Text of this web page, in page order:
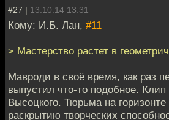
#27 | 13.10.14 13:31
Кому: И.Б. Лан, #11
> Мастерство растет в
Мавроди в своё время, как раз
выпустил что-то подобное. Клип
Высоцкого. Тюрьма на горизонте
раскрытию творческих